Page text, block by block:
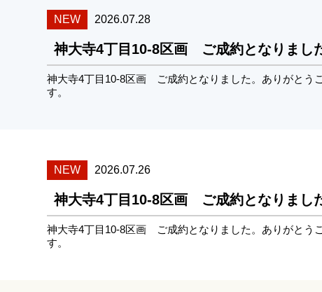
NEW 2026.07.28
神大寺4丁目10-8区画 ご成約となりまし
神大寺4丁目10-8区画 ご成約となりました。ありがとう
す。
NEW 2026.07.26
神大寺4丁目10-8区画 ご成約となりまし
神大寺4丁目10-8区画 ご成約となりました。ありがとう
す。